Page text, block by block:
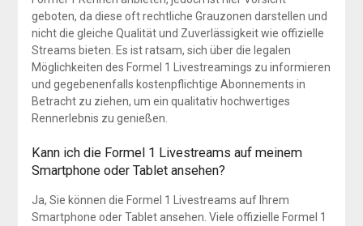
geboten, da diese oft rechtliche Grauzonen darstellen und
nicht die gleiche Qualität und Zuverlässigkeit wie offizielle
Streams bieten. Es ist ratsam, sich über die legalen
Möglichkeiten des Formel 1 Livestreamings zu informieren
und gegebenenfalls kostenpflichtige Abonnements in
Betracht zu ziehen, um ein qualitativ hochwertiges
Rennerlebnis zu genießen.
Kann ich die Formel 1 Livestreams auf meinem
Smartphone oder Tablet ansehen?
Ja, Sie können die Formel 1 Livestreams auf Ihrem
Smartphone oder Tablet ansehen. Viele offizielle Formel 1